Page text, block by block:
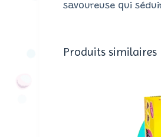
savoureuse qui
Produits similaires